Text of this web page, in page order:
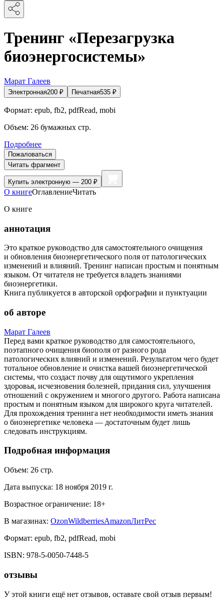
Тренинг «Перезагрузка
биоэнергосистемы»
Марат Галеев
Электронная200 ₽ Печатная535 ₽
Формат: epub, fb2, pdfRead, mobi
Объем: 26 бумажных стр.
Подробнее
Пожаловаться
Читать фрагмент
Купить электронную — 200 ₽
О книгеОглавлениеЧитать
О книге
аннотация
Это краткое руководство для самостоятельного очищения
и обновления биоэнергетического поля от патологических
изменений и влияний. Тренинг написан простым и понятным
языком. От читателя не требуется владеть знаниями
биоэнергетики.
Книга публикуется в авторской орфографии и пунктуации
об авторе
Марат Галеев
Перед вами краткое руководство для самостоятельного,
поэтапного очищения биополя от разного рода
патологических влияний и изменений. Результатом чего будет
тотальное обновление и очистка вашей биоэнергетической
системы, что создаст почву для ощутимого укрепления
здоровья, исчезновения болезней, придания сил, улучшения
отношений с окружением и многого другого. Работа написана
простым и понятным языком для широкого круга читателей.
Для прохождения тренинга нет необходимости иметь знания
о биоэнергетике человека — достаточным будет лишь
следовать инструкциям.
Подробная информация
Объем: 26 стр.
Дата выпуска: 18 ноября 2019 г.
Возрастное ограничение: 18+
В магазинах: OzonWildberriesAmazonЛитРес
Формат: epub, fb2, pdfRead, mobi
ISBN: 978-5-0050-7448-5
отзывы
У этой книги ещё нет отзывов, оставьте свой отзыв первым!